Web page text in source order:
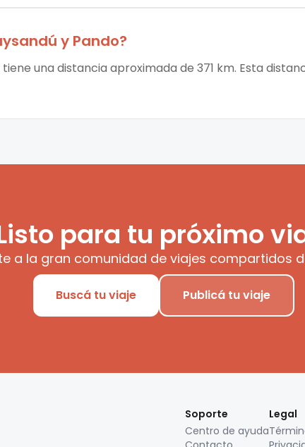
y Pando?
una distancia aproximada de 371 km. Esta
para tu próximo
a la gran comunidad de viajes compartidos
Buscá tu viaje Publicá tu viaje
Soporte
Centro de ayuda
Legal